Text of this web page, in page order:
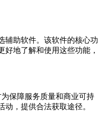
辅助软件。该软件的核心功
地了解和使用这些功能，
保障服务质量和商业可持
，提供合法获取途径。